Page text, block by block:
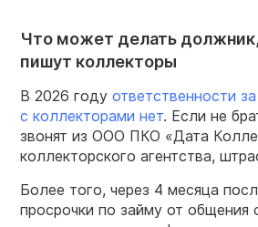
Что может делать должник,
пишут коллекторы
В 2026 году ответственности
с коллекторами нет. Если не
звонят из ООО ПКО «Дата
коллекторского агентства,
Более того, через 4 месяца
просрочки по займу от общения